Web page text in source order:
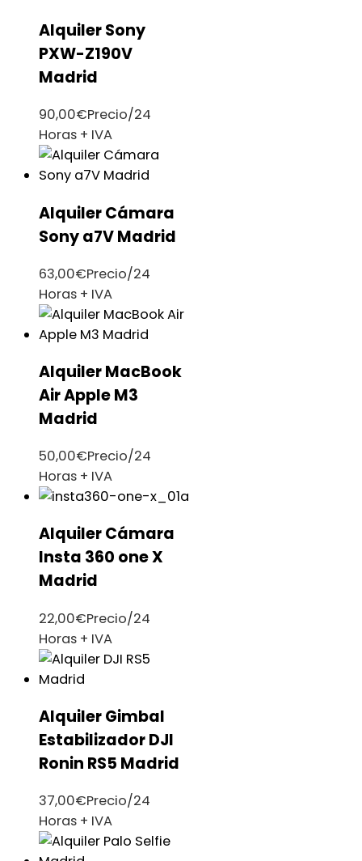
Alquiler Sony
PXW-Z190V
Madrid
90,00€Precio/24
Horas + IVA
Alquiler Cámara
Sony a7V Madrid
63,00€Precio/24
Horas + IVA
Alquiler MacBook
Air Apple M3
Madrid
50,00€Precio/24
Horas + IVA
Alquiler Cámara
Insta 360 one X
Madrid
22,00€Precio/24
Horas + IVA
Alquiler Gimbal
Estabilizador DJI
Ronin RS5 Madrid
37,00€Precio/24
Horas + IVA